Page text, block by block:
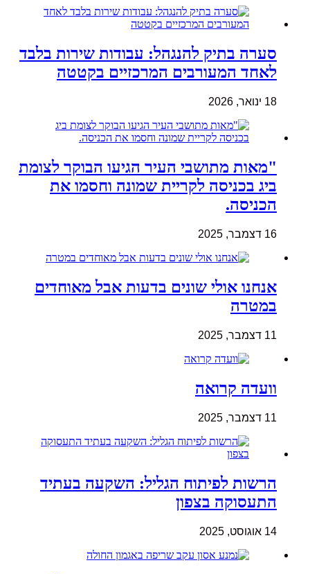
סערה בתיק להנגהל: עבודות שירות בלבד
לאחד המעורבים המרכזיים בקטטה
18 ינואר, 2026
"מאות מתושבי העיר הגיעו הבוקר לצומת
ביג בכניסה לקריית שמונה וחסמו את
הכניסה.
16 דצמבר, 2025
אנחנו אולי שונים בדעות אבל מאוחדים
במטרה
11 דצמבר, 2025
וועדה קרואה
11 דצמבר, 2025
הרשות לפיתוח הגליל: השקעה בעתיד
התעסוקה בצפון
14 אוגוסט, 2025